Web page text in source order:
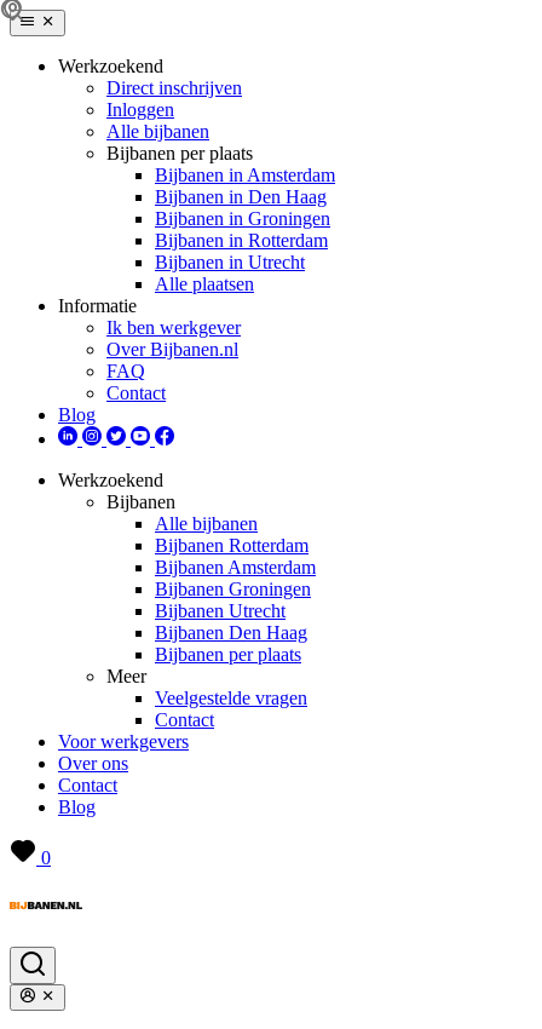
Werkzoekend
Direct inschrijven
Inloggen
Alle bijbanen
Bijbanen per plaats
Bijbanen in Amsterdam
Bijbanen in Den Haag
Bijbanen in Groningen
Bijbanen in Rotterdam
Bijbanen in Utrecht
Alle plaatsen
Informatie
Ik ben werkgever
Over Bijbanen.nl
FAQ
Contact
Blog
Werkzoekend
Bijbanen
Alle bijbanen
Bijbanen Rotterdam
Bijbanen Amsterdam
Bijbanen Groningen
Bijbanen Utrecht
Bijbanen Den Haag
Bijbanen per plaats
Meer
Veelgestelde vragen
Contact
Voor werkgevers
Over ons
Contact
Blog
0